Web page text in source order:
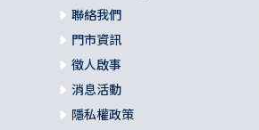
聯絡我們
門市資訊
徵人啟事
消息活動
隱私權政策